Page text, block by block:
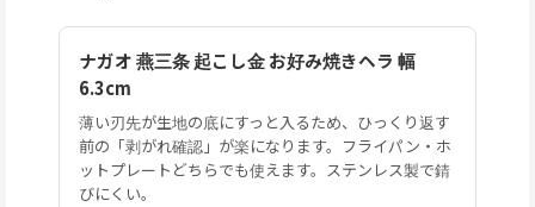
ナガオ 燕三条 起こし金 お好み焼きヘラ 幅
6.3cm
薄い刃先が生地の底にすっと入るため、ひっくり返す
前の「剥がれ確認」が楽になります。フライパン・ホ
ットプレートどちらでも使えます。ステンレス製で錆
びにくい。